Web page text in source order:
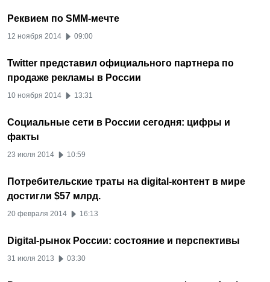
Реквием по SMM-мечте
12 ноября 2014 09:00
Twitter представил официального партнера по
продаже рекламы в России
10 ноября 2014 13:31
Социальные сети в России сегодня: цифры и
факты
23 июля 2014 10:59
Потребительские траты на digital-контент в мире
достигли $57 млрд.
20 февраля 2014 16:13
Digital-рынок России: состояние и перспективы
31 июля 2013 03:30